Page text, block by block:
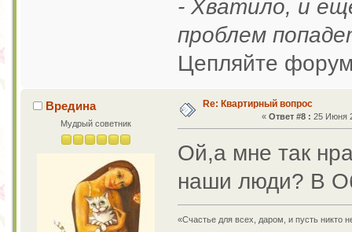
- Хватило, и
проблем
Цепляйте
Вредина
Мудрый советник
Re: Квартирный вопрос
« Ответ #8 : 25 Июня
Ой,а мне так
наши люди? В
«Счастье для всех, даром, и пусть никто